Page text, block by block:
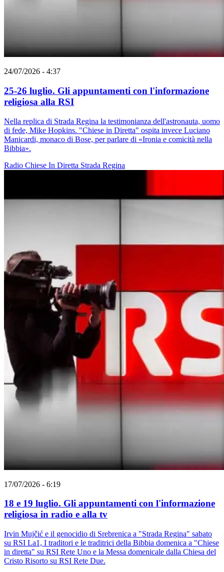
24/07/2026 - 4:37
25-26 luglio. Gli appuntamenti con l'informazione
religiosa alla RSI
Nella replica di Strada Regina la testimonianza dell'astronauta, uomo
di fede, Mike Hopkins. "Chiese in Diretta" ospita invece Luciano
Manicardi, monaco di Bose, per parlare di «Ironia e comicità nella
Bibbia».
Radio Chiese In Diretta Strada Regina
17/07/2026 - 6:19
18 e 19 luglio. Gli appuntamenti con l'informazione
religiosa in radio e alla tv
Irvin Mujčić e il genocidio di Srebrenica a "Strada Regina" sabato
su RSI La1, I traditori e le traditrici della Bibbia domenica a "Chiese
in diretta" su RSI Rete Uno e la Messa domenicale dalla Chiesa del
Cristo Risorto su RSI Rete Due.